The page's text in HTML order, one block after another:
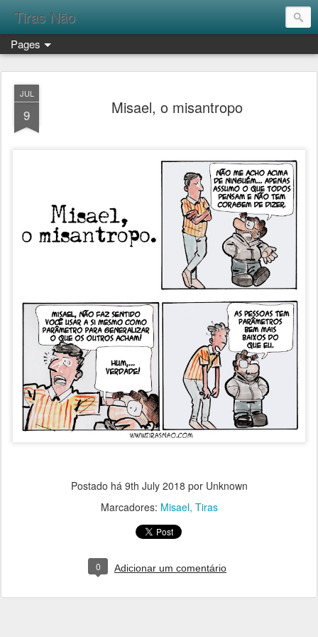
Tiras Não
Pages
JUL
9 Misael, o misantropo
Postado há 9th July 2018 por Unknown
Marcadores: Misael Tiras
0 Adicionar um comentário